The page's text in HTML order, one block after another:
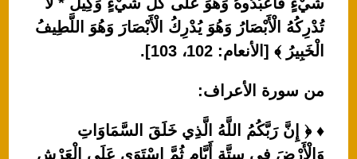
تُدْرِكُهُ الْأَبْصَارُ وَهُوَ يُدْرِكُ الْأَبْصَارَ وَهُوَ اللَّطِيفُ
الْخَبِيرُ ﴾ [الأنعام: 102، 103].
من سورة الأعراف:
♦ ﴿ إِنَّ رَبَّكُمُ اللَّهُ الَّذِي خَلَقَ السَّمَاوَاتِ
وَالْأَرْضَ فِي سِتَّةِ أَيَّامٍ ثُمَّ اسْتَوَى عَلَى الْعَرْشِ